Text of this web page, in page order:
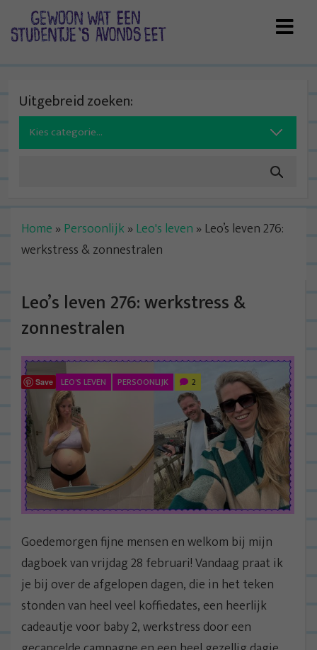
Uitgebreid zoeken:
Search
for:
Home » Persoonlijk» Leo's leven » Leo’s leven 276:
werkstress & zonnestralen
Leo’s leven 276: werkstress &
zonnestralen
Save LEO'S LEVEN PERSOONLIJK 2
Goedemorgen fijne mensen en welkom bij mijn
dagboek van vrijdag 28 februari! Vandaag praat ik
je bij over de afgelopen dagen, die in het teken
stonden van heel veel koffiedates, een heerlijk
cadeautje voor baby 2, werkstress door een